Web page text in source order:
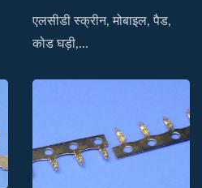
एलसीडी स्क्रीन, मोबाइल, पैड,
कोड घड़ी,...